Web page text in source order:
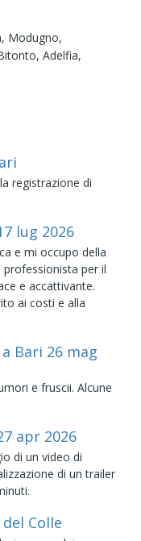
Modugno,
Adelfia,
registrazione di
lug 2026
e mi occupo della
professionista per il
e accattivante.
ai costi e alla
a Bari 26 mag
e fruscii. Alcune
apr 2026
di un video di
di un trailer
Colle